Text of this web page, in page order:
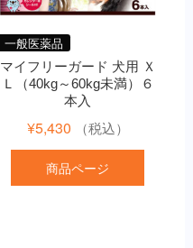
一般医薬品
マイフリーガード 犬用 Ｘ
Ｌ（40kg～60kg未満）６
本入
¥5,430 （税込）
商品ページ